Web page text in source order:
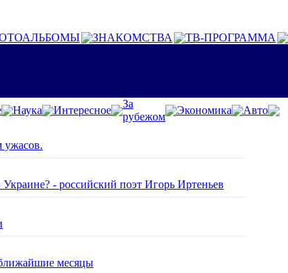
ЗНАКОМСТВА ТВ-ПРОГРАММА
Наука Интересное
За
рубежом
Экономика
Авто
ужасов.
- российский поэт Игорь Иртеньев
месяцы